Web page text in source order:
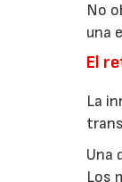
No
una
El
La
Una
Los